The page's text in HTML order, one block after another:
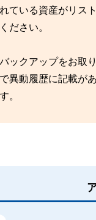
ている資産がリス
ださい。
ックアップをお取り
異動履歴に記載が
。